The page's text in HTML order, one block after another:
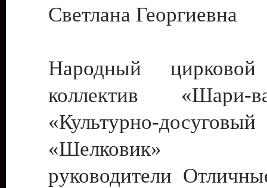
Светлана Георгиевна
Народный цирковой
коллектив
«Культурно-
«Шелковик»
руководители